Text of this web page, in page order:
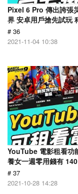
Pixel 6 Pro 傳出誇張
界 安卓用戶搶先試玩
# 36
2021-11-04 10:38
YouTube 電影租看功
養女一週零用錢有
# 37
2021-10-28 14:28